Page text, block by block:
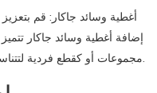
أغطية وسائد جاكار: قم
إضافة أغطية وسائد جاكار
مجموعات أو كقطع فردية لتتناسب مع مجموعة الفراش الموجودة لديك.